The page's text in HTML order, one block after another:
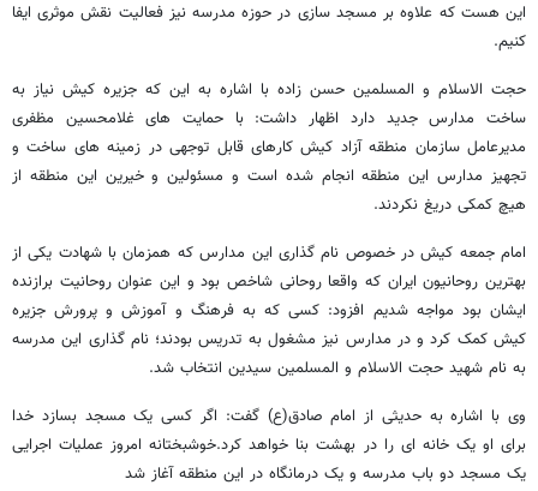
این هست که علاوه بر مسجد سازی در حوزه مدرسه نیز فعالیت نقش موثری ایفا
کنیم.
حجت الاسلام و المسلمین حسن زاده با اشاره به این که جزیره کیش نیاز به
ساخت مدارس جدید دارد اظهار داشت: با حمایت های غلامحسین مظفری
مدیرعامل سازمان منطقه آزاد کیش کارهای قابل توجهی در زمینه های ساخت و
تجهیز مدارس این منطقه انجام شده است و مسئولین و خیرین این منطقه از
هیچ کمکی دریغ نکردند.
امام جمعه کیش در خصوص نام گذاری این مدارس که همزمان با شهادت یکی از
بهترین روحانیون ایران که واقعا روحانی شاخص بود و این عنوان روحانیت برازنده
ایشان بود مواجه شدیم افزود: کسی که به فرهنگ و آموزش و پرورش جزیره
کیش کمک کرد و در مدارس نیز مشغول به تدریس بودند؛ نام گذاری این مدرسه
به نام شهید حجت الاسلام و المسلمین سیدین انتخاب شد.
وی با اشاره به حدیثی از امام صادق(ع) گفت: اگر کسی یک مسجد بسازد خدا
برای او یک خانه ای را در بهشت بنا خواهد کرد.خوشبختانه امروز عملیات اجرایی
یک مسجد دو باب مدرسه و یک درمانگاه در این منطقه آغاز شد